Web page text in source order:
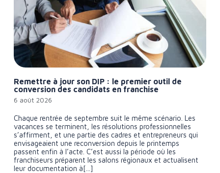
Remettre à jour son DIP : le premier outil de
conversion des candidats en franchise
6 août 2026
Chaque rentrée de septembre suit le même scénario. Les
vacances se terminent, les résolutions professionnelles
s’affirment, et une partie des cadres et entrepreneurs qui
envisageaient une reconversion depuis le printemps
passent enfin à l’acte. C’est aussi la période où les
franchiseurs préparent les salons régionaux et actualisent
leur documentation à[...]